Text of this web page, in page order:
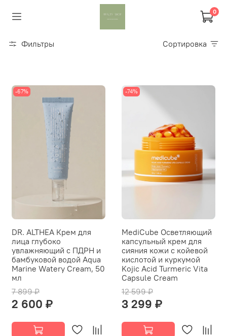
0
Фильтры Сортировка
-67%
DR. ALTHEA Крем для
лица глубоко
увлажняющий с ПДРН и
бамбуковой водой Aqua
Marine Watery Cream, 50
мл
7 899 ₽
2 600 ₽
-74%
MediCube Осветляющий
капсульный крем для
сияния кожи с койевой
кислотой и куркумой
Kojic Acid Turmeric Vita
Capsule Cream
12 599 ₽
3 299 ₽